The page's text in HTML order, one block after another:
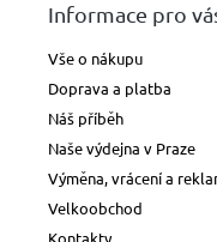
Informace pro
Vše o nákupu
Doprava a platba
Náš příběh
Naše výdejna v Praze
Výměna, vrácení a
Velkoobchod